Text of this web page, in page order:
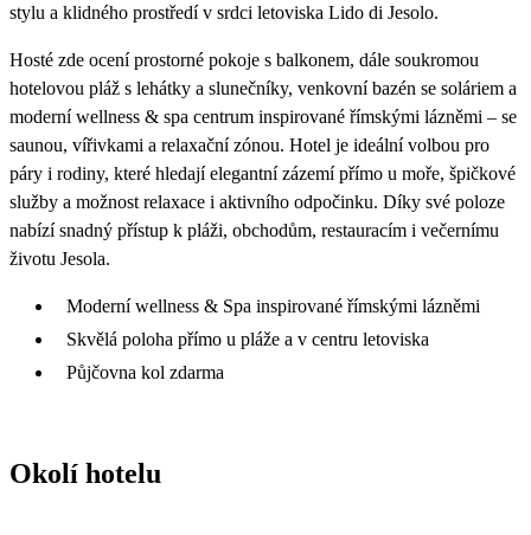
stylu a klidného prostředí v srdci letoviska Lido di Jesolo.
Hosté zde ocení prostorné pokoje s balkonem, dále soukromou
hotelovou pláž s lehátky a slunečníky, venkovní bazén se soláriem a
moderní wellness & spa centrum inspirované římskými lázněmi – se
saunou, vířivkami a relaxační zónou. Hotel je ideální volbou pro
páry i rodiny, které hledají elegantní zázemí přímo u moře, špičkové
služby a možnost relaxace i aktivního odpočinku. Díky své poloze
nabízí snadný přístup k pláži, obchodům, restauracím i večernímu
životu Jesola.
Moderní wellness & Spa inspirované římskými lázněmi
Skvělá poloha přímo u pláže a v centru letoviska
Půjčovna kol zdarma
Okolí hotelu